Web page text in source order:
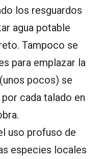
los resguardos
agua potable
Tampoco se
para emplazar la
pocos) se
cada talado en
uso profuso de
especies locales